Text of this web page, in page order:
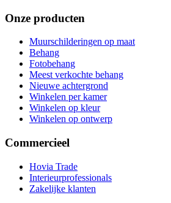
Onze producten
Muurschilderingen op maat
Behang
Fotobehang
Meest verkochte behang
Nieuwe achtergrond
Winkelen per kamer
Winkelen op kleur
Winkelen op ontwerp
Commercieel
Hovia Trade
Interieurprofessionals
Zakelijke klanten